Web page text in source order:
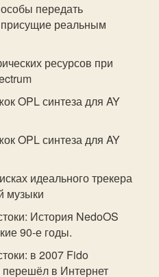
передать
реальным
ресурсов при
OPL синтеза для AY
OPL синтеза для AY
идеального трекера
музыки
История NedoOS
90-е годы.
в 2007 Fido
перешёл в Интернет